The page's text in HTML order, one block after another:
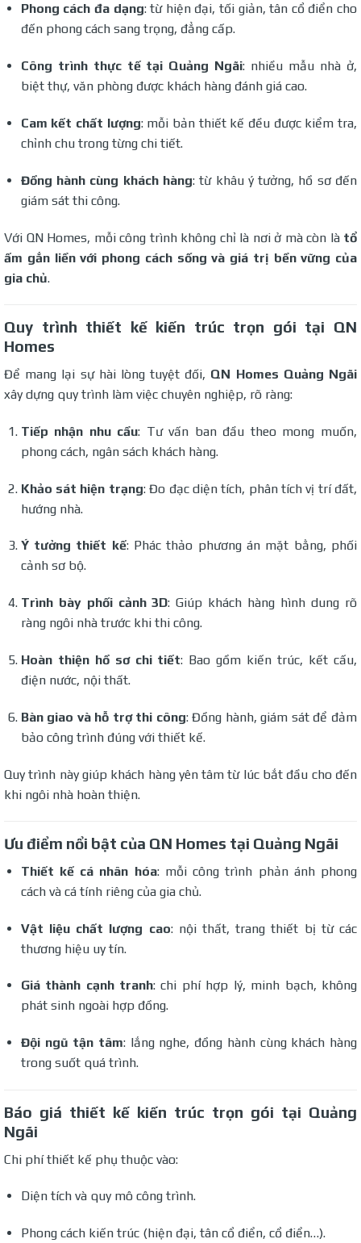
Phong cách đa dạng: từ hiện đại, tối giản, tân cổ điển cho
đến phong cách sang trọng, đẳng cấp.
Công trình thực tế tại Quảng Ngãi: nhiều mẫu nhà ở,
biệt thự, văn phòng được khách hàng đánh giá cao.
Cam kết chất lượng: mỗi bản thiết kế đều được kiểm tra,
chỉnh chu trong từng chi tiết.
Đồng hành cùng khách hàng: từ khâu ý tưởng, hồ sơ đến
giám sát thi công.
Với QN Homes, mỗi công trình không chỉ là nơi ở mà còn là tổ
ấm gắn liền với phong cách sống và giá trị bền vững của
gia chủ.
Quy trình thiết kế kiến trúc trọn gói tại QN
Homes
Để mang lại sự hài lòng tuyệt đối, QN Homes Quảng Ngãi
xây dựng quy trình làm việc chuyên nghiệp, rõ ràng:
Tiếp nhận nhu cầu: Tư vấn ban đầu theo mong muốn,
phong cách, ngân sách khách hàng.
Khảo sát hiện trạng: Đo đạc diện tích, phân tích vị trí đất,
hướng nhà.
Ý tưởng thiết kế: Phác thảo phương án mặt bằng, phối
cảnh sơ bộ.
Trình bày phối cảnh 3D: Giúp khách hàng hình dung rõ
ràng ngôi nhà trước khi thi công.
Hoàn thiện hồ sơ chi tiết: Bao gồm kiến trúc, kết cấu,
điện nước, nội thất.
Bàn giao và hỗ trợ thi công: Đồng hành, giám sát để đảm
bảo công trình đúng với thiết kế.
Quy trình này giúp khách hàng yên tâm từ lúc bắt đầu cho đến
khi ngôi nhà hoàn thiện.
Ưu điểm nổi bật của QN Homes tại Quảng Ngãi
Thiết kế cá nhân hóa: mỗi công trình phản ánh phong
cách và cá tính riêng của gia chủ.
Vật liệu chất lượng cao: nội thất, trang thiết bị từ các
thương hiệu uy tín.
Giá thành cạnh tranh: chi phí hợp lý, minh bạch, không
phát sinh ngoài hợp đồng.
Đội ngũ tận tâm: lắng nghe, đồng hành cùng khách hàng
trong suốt quá trình.
Báo giá thiết kế kiến trúc trọn gói tại Quảng
Ngãi
Chi phí thiết kế phụ thuộc vào:
Diện tích và quy mô công trình.
Phong cách kiến trúc (hiện đại, tân cổ điển, cổ điển…).